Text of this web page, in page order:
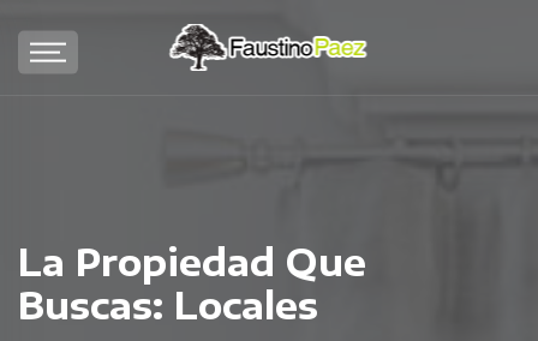
La Propiedad Que
Buscas: Locales